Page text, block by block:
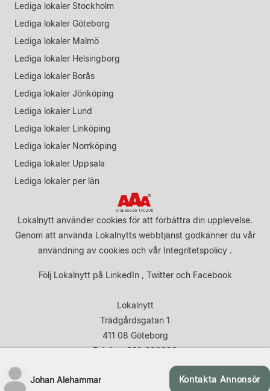
Johan Alehammar Kontakta Annonsör
Lediga lokaler Stockholm
Lediga lokaler Göteborg
Lediga lokaler Malmö
Lediga lokaler Helsingborg
Lediga lokaler Borås
Lediga lokaler Jönköping
Lediga lokaler Lund
Lediga lokaler Linköping
Lediga lokaler Norrköping
Lediga lokaler Uppsala
Lediga lokaler per län
Lokalnytt använder cookies för att förbättra din upplevelse.
Genom att använda Lokalnytts webbtjänst godkänner du vår
användning av cookies och vår Integritetspolicy .
Följ Lokalnytt på LinkedIn, Twitteroch Facebook
Lokalnytt
Trädgårdsgatan 1
411 08 Göteborg
Telefon: 031-683920